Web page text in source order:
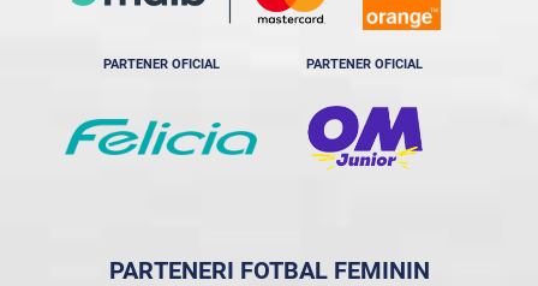
PARTENER OFICIAL PARTENER OFICIAL
PARTENERI FOTBAL FEMININ